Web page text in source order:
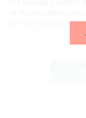
services de courses/